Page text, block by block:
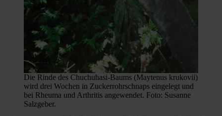
Die Rinde des Chuchuhasi-Baums (Maytenus krukovii)
wird drei Wochen in Zuckerrohrschnaps eingelegt und
bei Rheuma und Arthritis angewendet. Foto: Susanne
Salzgeber.